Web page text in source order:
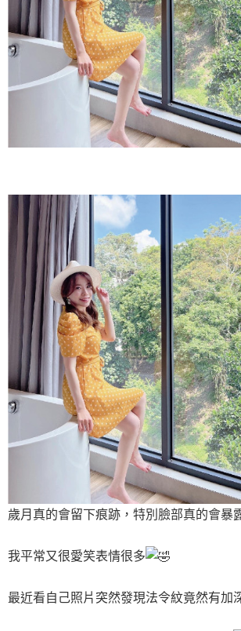
歲月真的會留下痕跡，特別臉部真的會暴
我平常又很愛笑表情很多
最近看自己照片突然發現法令紋竟然有加